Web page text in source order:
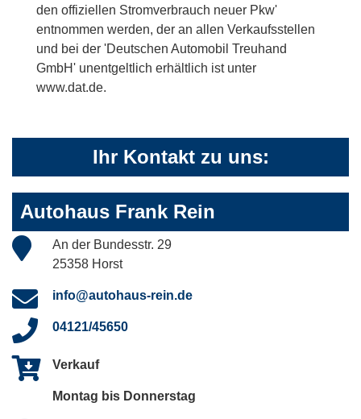
den offiziellen Stromverbrauch neuer Pkw'
entnommen werden, der an allen Verkaufsstellen
und bei der 'Deutschen Automobil Treuhand
GmbH' unentgeltlich erhältlich ist unter
www.dat.de.
Ihr Kontakt zu uns:
Autohaus Frank Rein
An der Bundesstr. 29
25358 Horst
info@autohaus-rein.de
04121/45650
Verkauf
Montag bis Donnerstag